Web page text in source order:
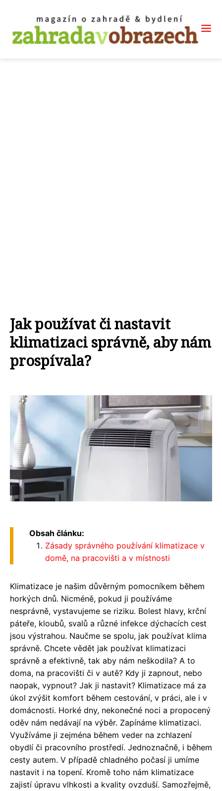
Jak používat či nastavit
klimatizaci správně, aby nám
prospívala?
Obsah článku:
Zásady správného používání klimatizace v
domě, na pracovišti a v místnosti
Klimatizace je našim důvěrným pomocníkem během
horkých dnů. Nicméně, pokud ji používáme
nesprávně, vystavujeme se riziku. Bolest hlavy, krční
páteře, kloubů, svalů a různé infekce dýchacích cest
jsou výstrahou. Naučme se spolu, jak používat klima
správně. Chcete vědět jak používat klimatizaci
správně a efektivně, tak aby nám neškodila? A to
doma, na pracovišti či v autě? Kdy ji zapnout, nebo
naopak, vypnout? Jak ji nastavit? Klimatizace má za
úkol zvýšit komfort během cestování, v práci, ale i v
domácnosti. Horké dny, nekonečné noci a propocený
oděv nám nedávají na výběr. Zapínáme klimatizaci.
Využíváme ji zejména během veder na zchlazení
obydlí či pracovního prostředí. Jednoznačně, i během
cesty autem. V případě chladného počasí ji umíme
nastavit i na topení. Kromě toho nám klimatizace
zajistí úpravu vlhkosti a kvality ovzduší. Samozřejmě,